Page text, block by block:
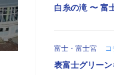
白糸の滝 〜 富
富士・富士宮
表富士グリー